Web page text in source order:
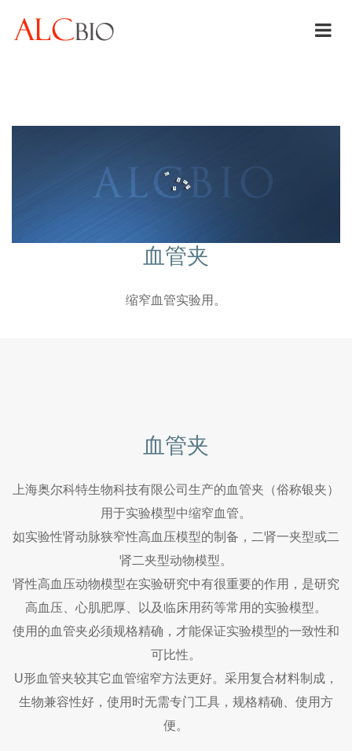
血管夹
缩窄血管实验用。
血管夹
上海奥尔科特生物科技有限公司生产的血管夹（俗称银夹）
用于实验模型中缩窄血管。
如实验性肾动脉狭窄性高血压模型的制备，二肾一夹型或二
肾二夹型动物模型。
肾性高血压动物模型在实验研究中有很重要的作用，是研究
高血压、心肌肥厚、以及临床用药等常用的实验模型。
使用的血管夹必须规格精确，才能保证实验模型的一致性和
可比性。
U形血管夹较其它血管缩窄方法更好。采用复合材料制成，
生物兼容性好，使用时无需专门工具，规格精确、使用方
便。